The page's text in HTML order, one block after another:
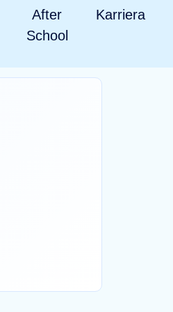
After
School
Karriera